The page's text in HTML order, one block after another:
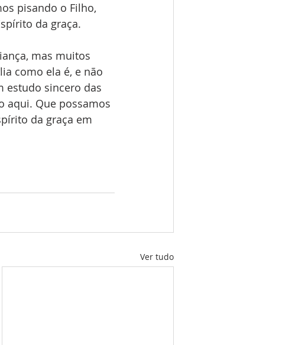
pisando o Filho,
da graça.
mas muitos
como ela é, e não
estudo sincero das
aqui. Que possamos
da graça em
Ver tudo